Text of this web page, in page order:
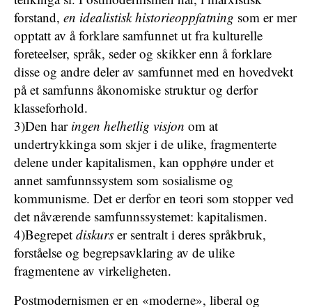
forstand, en idealistisk historieoppfatning som er mer
opptatt av å forklare samfunnet ut fra kulturelle
foreteelser, språk, seder og skikker enn å forklare
disse og andre deler av samfunnet med en hovedvekt
på et samfunns åkonomiske struktur og derfor
klasseforhold.
3)Den har ingen helhetlig visjon om at
undertrykkinga som skjer i de ulike, fragmenterte
delene under kapitalismen, kan opphøre under et
annet samfunnssystem som sosialisme og
kommunisme. Det er derfor en teori som stopper ved
det nåværende samfunnssystemet: kapitalismen.
4)Begrepet diskurs er sentralt i deres språkbruk,
forståelse og begrepsavklaring av de ulike
fragmentene av virkeligheten.
Postmodernismen er en «moderne», liberal og